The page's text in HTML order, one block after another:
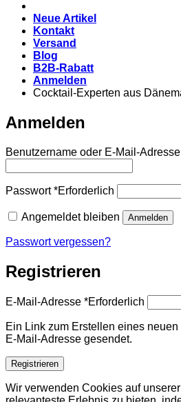
Neue Artikel
Kontakt
Versand
Blog
B2B-Rabatt
Anmelden
Cocktail-Experten aus
Anmelden
Benutzername oder E-Mail-Adresse
Passwort*Erforderlich
Angemeldet bleiben Anmelden
Passwort vergessen?
Registrieren
E-Mail-Adresse *Erforderlich
Ein Link zum Erstellen eines
E-Mail-Adresse gesendet.
Registrieren
Wir verwenden Cookies auf